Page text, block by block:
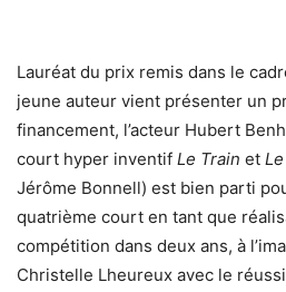
Lauréat du prix remis dans le
jeune auteur vient présenter un
financement, l’acteur Hubert
court hyper inventif Le Train et
Jérôme Bonnell) est bien parti
quatrième court en tant que
compétition dans deux ans, à
Christelle Lheureux avec le réussi